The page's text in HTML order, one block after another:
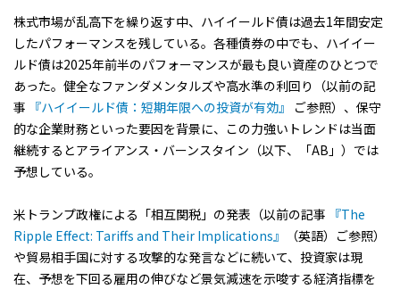
株式市場が乱高下を繰り返す中、ハイイールド債は過去1年間安定
したパフォーマンスを残している。各種債券の中でも、ハイイー
ルド債は2025年前半のパフォーマンスが最も良い資産のひとつで
あった。健全なファンダメンタルズや高水準の利回り（以前の記
事 『ハイイールド債：短期年限への投資が有効』
ご参照）、保守
的な企業財務といった要因を背景に、この力強いトレンドは当面
継続するとアライアンス・バーンスタイン（以下、「AB」）では
予想している。
米トランプ政権による「相互関税」の発表（以前の記事 『The
Ripple Effect: Tariffs and Their Implications』
（英語）ご参照）
や貿易相手国に対する攻撃的な発言などに続いて、投資家は現
在、予想を下回る雇用の伸びなど景気減速を示唆する経済指標を